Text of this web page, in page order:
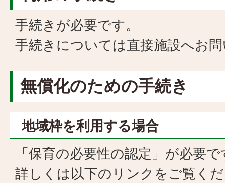
手続きが必要です。
手続きについては直接施設へお
無償化のための手続き
地域枠を利用する場合
「保育の必要性の認定」が必要
詳しくは以下のリンクをご覧く